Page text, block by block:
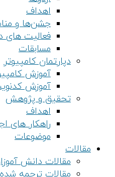
اهداف
جشن‌ها و
فعالیت های
مسابقات
دپارتمان کامپیوتر
آموزش
آموزش
تحقیق و پژوهش
اهداف
راهکار های
موضوعات
مقالات
مقالات دانش
مقالات ترجمه شده